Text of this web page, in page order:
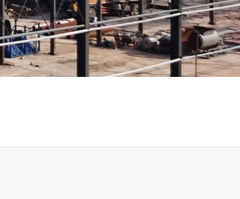
Français
Español